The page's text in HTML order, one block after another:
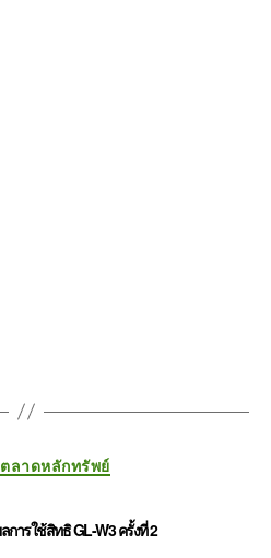
ลาดหลักทรัพย์
การใช้สิทธิ GL-W3 ครั้งที่ 2